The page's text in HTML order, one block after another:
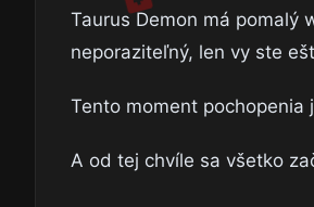
Taurus Demon má pomalý
neporaziteľný, len vy ste
Tento moment pochopenia
A od tej chvíle sa všetko